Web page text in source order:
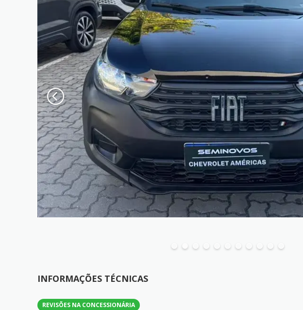
INFORMAÇÕES TÉCNICAS
REVISÕES NA CONCESSIONÁRIA